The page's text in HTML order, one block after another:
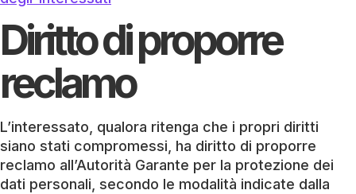
Diritto di proporre
reclamo
L’interessato, qualora ritenga che i propri diritti
siano stati compromessi, ha diritto di proporre
reclamo all’Autorità Garante per la protezione dei
dati personali, secondo le modalità indicate dalla